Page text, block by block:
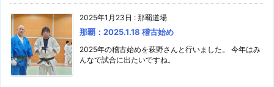
2025年1月23日 : 那覇道場
那覇：2025.1.18 稽古始め
2025年の稽古始めを萩野さんと行いました。 今年はみ
んなで試合に出たいですね。